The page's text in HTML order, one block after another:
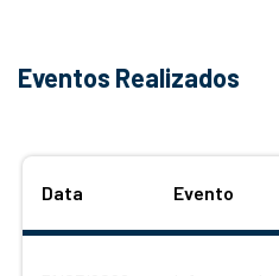
Eventos Realizados
Data Evento